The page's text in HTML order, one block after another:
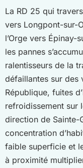
La RD 25 qui
vers Longpont-sur-
l’Orge vers Épinay-
les pannes
ralentisseurs de la
défaillantes sur des
République, fuites
refroidissement sur
direction de Sainte-
concentration
faible superficie et
à proximité